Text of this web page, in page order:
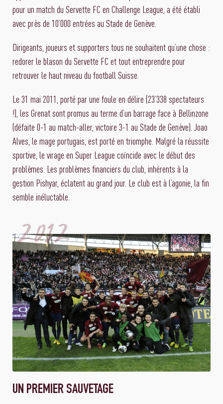
pour un match du Servette FC en Challenge League, a été établi
avec près de 10’000 entrées au Stade de Genève.
Dirigeants, joueurs et supporters tous ne souhaitent qu’une chose :
redorer le blason du Servette FC et tout entreprendre pour
retrouver le haut niveau du football Suisse.
Le 31 mai 2011, porté par une foule en délire (23’338 spectateurs
!), les Grenat sont promus au terme d’un barrage face à Bellinzone
(défaite 0-1 au match-aller, victoire 3-1 au Stade de Genève). Joao
Alves, le mage portugais, est porté en triomphe. Malgré la réussite
sportive, le virage en Super League coïncide avec le début des
problèmes. Les problèmes financiers du club, inhérents à la
gestion Pishyar, éclatent au grand jour. Le club est à l’agonie, la fin
semble inéluctable.
2012
UN PREMIER SAUVETAGE